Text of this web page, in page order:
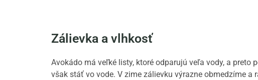
Zálievka a vlhkosť
Avokádo má veľké listy, ktoré odparujú veľa vody, a
však stáť vo vode. V zime zálievku výrazne obmedzíme